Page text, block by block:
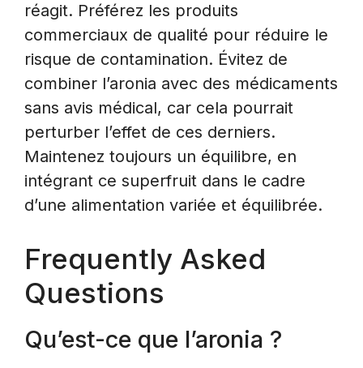
réagit. Préférez les produits
commerciaux de qualité pour réduire le
risque de contamination. Évitez de
combiner l’aronia avec des médicaments
sans avis médical, car cela pourrait
perturber l’effet de ces derniers.
Maintenez toujours un équilibre, en
intégrant ce superfruit dans le cadre
d’une alimentation variée et équilibrée.
Frequently Asked
Questions
Qu’est-ce que l’aronia ?